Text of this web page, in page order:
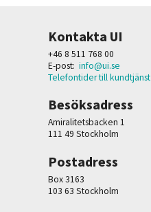
Kontakta UI
+46 8 511 768 00
E-post: info@ui.se
Telefontider till kundtjänst
Besöksadress
Amiralitetsbacken 1
111 49 Stockholm
Postadress
Box 3163
103 63 Stockholm